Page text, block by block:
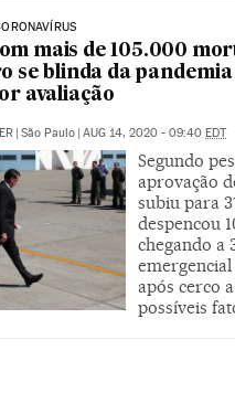
mais de 105.000
se blinda da
avaliação
| São Paulo | AUG 14, 2020 - 09:40 EDT
Segundo
aprovação
subiu para
despencou
chegando a
após cerco
possíveis